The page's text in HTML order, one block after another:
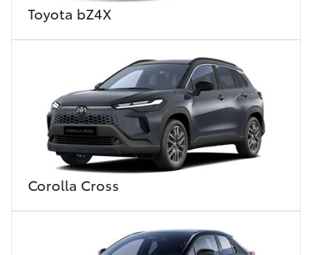
Toyota bZ4X
Corolla Cross